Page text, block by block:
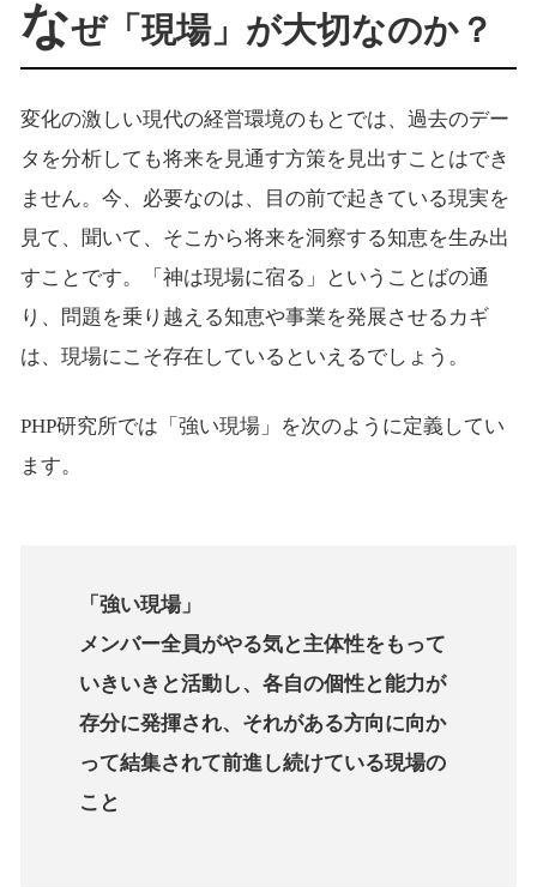
なぜ「現場」が大切なのか？
変化の激しい現代の経営環境のもとでは、過去のデー
タを分析しても将来を見通す方策を見出すことはでき
ません。今、必要なのは、目の前で起きている現実を
見て、聞いて、そこから将来を洞察する知恵を生み出
すことです。「神は現場に宿る」ということばの通
り、問題を乗り越える知恵や事業を発展させるカギ
は、現場にこそ存在しているといえるでしょう。
PHP研究所では「強い現場」を次のように定義してい
ます。
「強い現場」
メンバー全員がやる気と主体性をもって
いきいきと活動し、各自の個性と能力が
存分に発揮され、それがある方向に向か
って結集されて前進し続けている現場の
こと